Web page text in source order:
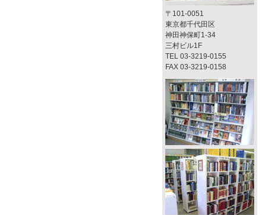
〒101-0051
東京都千代田区
神田神保町1-34
三村ビル1F
TEL 03-3219-0155
FAX 03-3219-0158